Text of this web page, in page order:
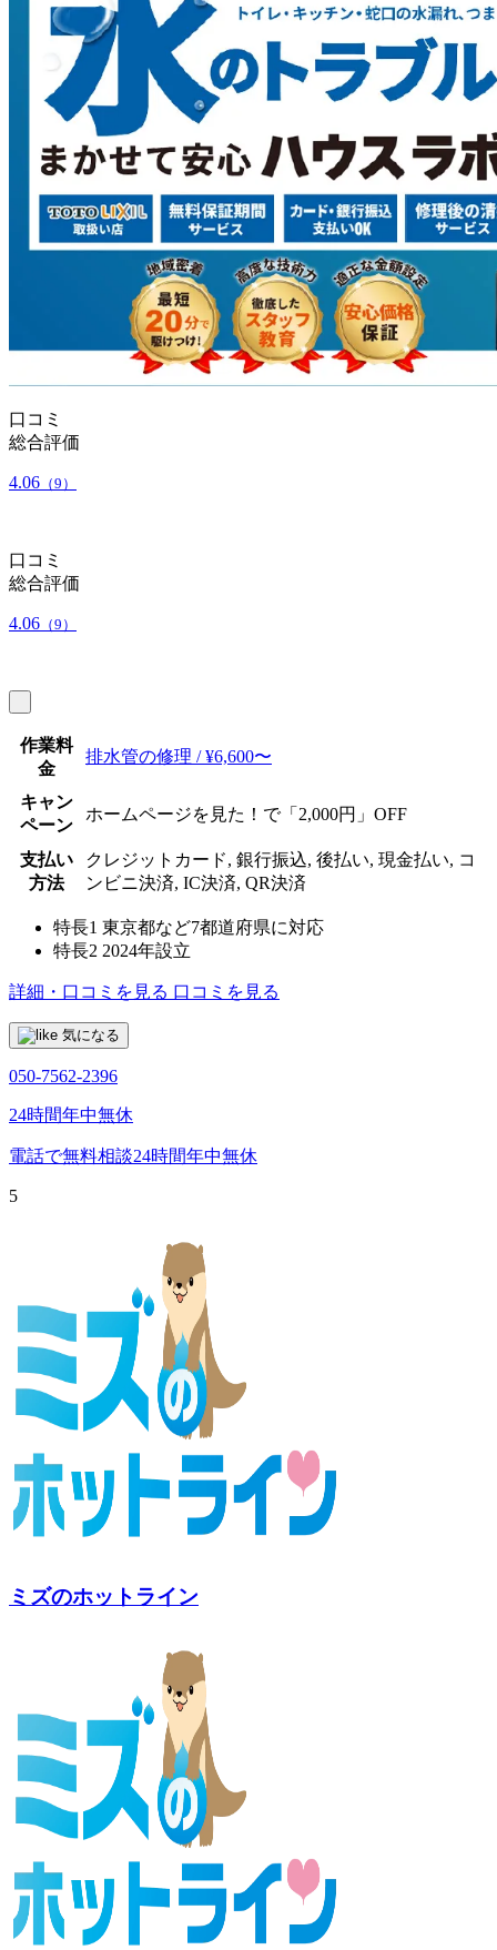
口コミ
総合評価
4.06 （9）
口コミ
総合評価
4.06 （9）
作業料
金
排水管の修理 / ¥6,600〜
キャン
ペーン
ホームページを見た！で「2,000円」OFF
支払い
方法
クレジットカード, 銀行振込, 後払い, 現金払い, コ
ンビニ決済, IC決済, QR決済
特長1 東京都など7都道府県に対応
特長2 2024年設立
詳細・口コミを見る 口コミを見る
気になる
050-7562-2396
24時間年中無休
電話で無料相談24時間年中無休
5
ミズのホットライン